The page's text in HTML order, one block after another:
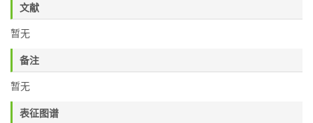
文献
暂无
备注
暂无
表征图谱